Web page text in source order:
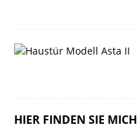
HIER FINDEN SIE MICH